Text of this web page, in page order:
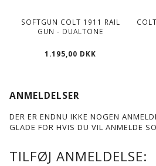
SOFTGUN COLT 1911 RAIL
GUN - DUALTONE
1.195,00 DKK
ANMELDELSER
DER ER ENDNU IKKE NOGEN
GLADE FOR HVIS DU VIL ANMELDE
TILFØJ ANMELDELSE: